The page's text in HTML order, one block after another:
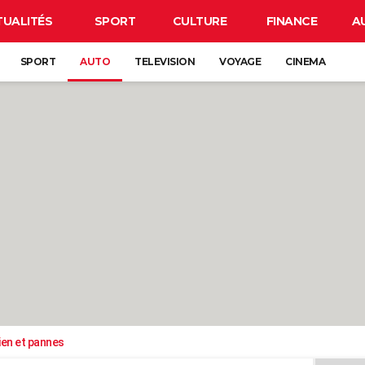
SPORT CULTURE FINANCE
SPORT AUTO TELEVISION VOYAGE CINEMA
et pannes